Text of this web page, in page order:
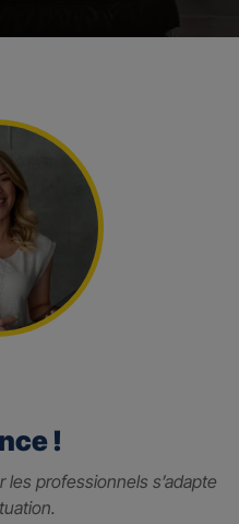
!
professionnels s’adapte